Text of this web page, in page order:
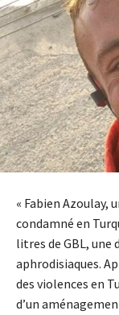
« Fabien Azoulay,
condamné en
litres de GBL, une
aphrodisiaques.
des violences en
d’un